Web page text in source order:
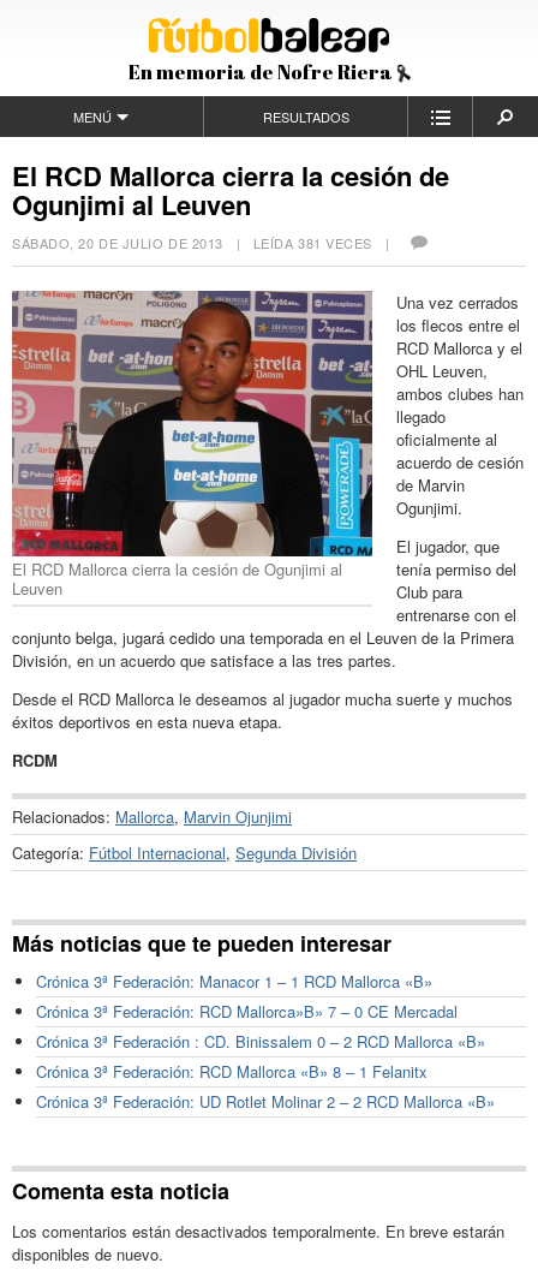
En memoria de Nofre Riera
MENÚ RESULTADOS
El RCD Mallorca cierra la cesión de
Ogunjimi al Leuven
SÁBADO, 20 DE JULIO DE 2013 | LEÍDA 381 VECES |
El RCD Mallorca cierra la cesión de Ogunjimi al
Leuven
Una vez cerrados
los flecos entre el
RCD Mallorca y el
OHL Leuven,
ambos clubes han
llegado
oficialmente al
acuerdo de cesión
de Marvin
Ogunjimi.
El jugador, que
tenía permiso del
Club para
entrenarse con el
conjunto belga, jugará cedido una temporada en el Leuven de la Primera
División, en un acuerdo que satisface a las tres partes.
Desde el RCD Mallorca le deseamos al jugador mucha suerte y muchos
éxitos deportivos en esta nueva etapa.
RCDM
Relacionados: Mallorca, Marvin Ojunjimi
Categoría: Fútbol Internacional, Segunda División
Más noticias que te pueden interesar
Crónica 3ª Federación: Manacor 1 – 1 RCD Mallorca «B»
Crónica 3ª Federación: RCD Mallorca»B» 7 – 0 CE Mercadal
Crónica 3ª Federación : CD. Binissalem 0 – 2 RCD Mallorca «B»
Crónica 3ª Federación: RCD Mallorca «B» 8 – 1 Felanitx
Crónica 3ª Federación: UD Rotlet Molinar 2 – 2 RCD Mallorca «B»
Comenta esta noticia
Los comentarios están desactivados temporalmente. En breve estarán
disponibles de nuevo.